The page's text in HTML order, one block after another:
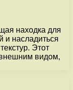
находка для
и насладиться
Этот
внешним видом,